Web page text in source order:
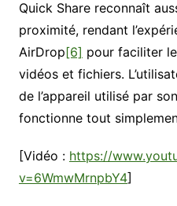
Quick Share reconnaît
proximité, rendant
AirDrop[6] pour faciliter
vidéos et fichiers.
de l’appareil utilisé par
fonctionne tout
[Vidéo : https://
v=6WmwMrnpbY4]